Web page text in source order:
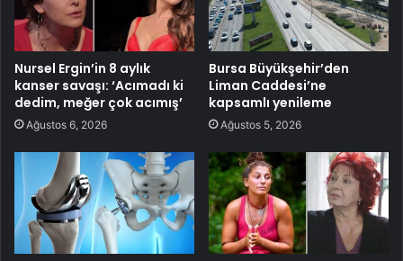
Nursel Ergin’in 8 aylık
kanser savaşı: ‘Acımadı ki
dedim, meğer çok acımış’
Ağustos 6, 2026
Bursa Büyükşehir’den
Liman Caddesi’ne
kapsamlı yenileme
Ağustos 5, 2026